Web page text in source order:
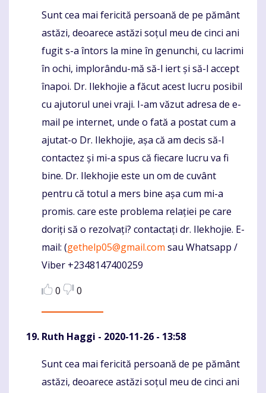
Komentaras
Sunt cea mai fericită persoană de pe pământ
astăzi, deoarece astăzi soțul meu de cinci ani
fugit s-a întors la mine în genunchi, cu lacrimi
în ochi, implorându-mă să-l iert și să-l accept
înapoi. Dr. Ilekhojie a făcut acest lucru posibil
cu ajutorul unei vraji. I-am văzut adresa de e-
mail pe internet, unde o fată a postat cum a
ajutat-o Dr. Ilekhojie, așa că am decis să-l
contactez și mi-a spus că fiecare lucru va fi
bine. Dr. Ilekhojie este un om de cuvânt
pentru că totul a mers bine așa cum mi-a
promis. care este problema relației pe care
doriți să o rezolvați? contactați dr. Ilekhojie. E-
mail: (gethelp05@gmail.com sau Whatsapp /
Viber +2348147400259
0
0
Ruth Haggi - 2020-11-26 - 13:58
Komentaras
Sunt cea mai fericită persoană de pe pământ
astăzi, deoarece astăzi soțul meu de cinci ani